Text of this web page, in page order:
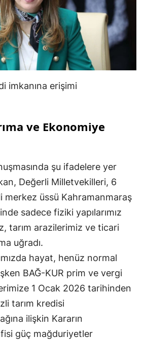
imkanına erişimi
ve Ekonomiye
şu ifadelere yer
Değerli Milletvekilleri, 6
merkez üssü Kahramanmaraş
sadece fiziki yapılarımız
tarım arazilerimiz ve ticari
uğradı.
hayat, henüz normal
BAĞ-KUR prim ve vergi
1 Ocak 2026 tarihinden
tarım kredisi
ilişkin Kararın
güç mağduriyetler